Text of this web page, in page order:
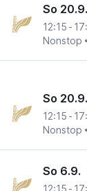
So 20.9.
12:15 -
Nonstop
So 20.9.
12:15 -
Nonstop
So 6.9.